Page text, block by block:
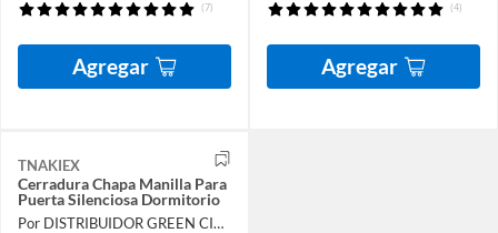
(7)
Agregar
(4)
Agregar
TNAKIEX
Cerradura Chapa Manilla Para
Puerta Silenciosa Dormitorio
Por DISTRIBUIDOR GREEN CITY SpA